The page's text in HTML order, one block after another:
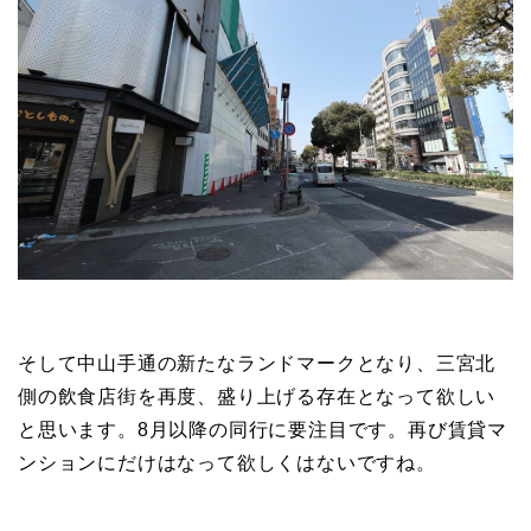
そして中山手通の新たなランドマークとなり、三宮北
側の飲食店街を再度、盛り上げる存在となって欲しい
と思います。8月以降の同行に要注目です。再び賃貸マ
ンションにだけはなって欲しくはないですね。